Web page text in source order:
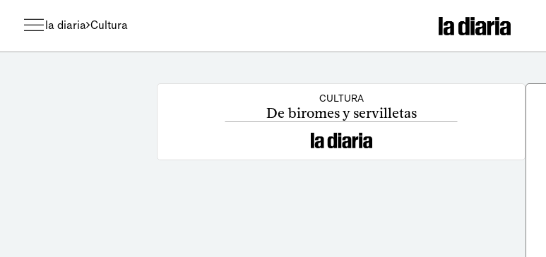
la diaria Cultura
CULTURA
De biromes y servilletas